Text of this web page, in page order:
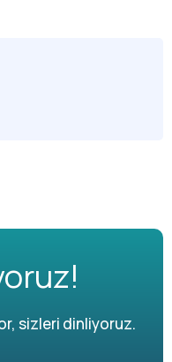
sizleri dinliyoruz.